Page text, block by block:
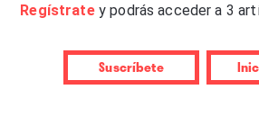
encargo de la serie DJ-Kicks
grandes clubes del mundo han
presencia, pero también los
Regístrate y podrás acceder a 3
Suscríbete